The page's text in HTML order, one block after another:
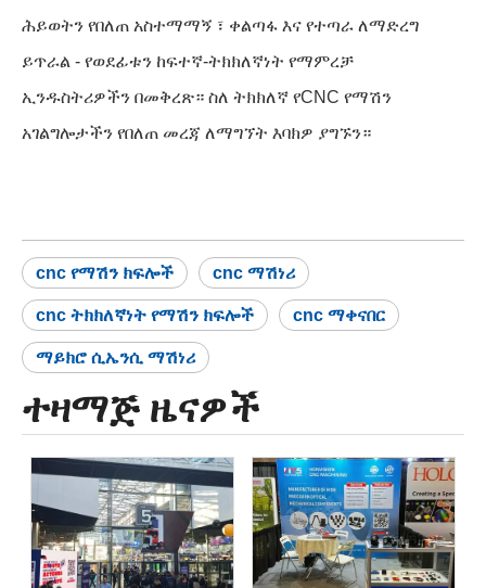
ሕይወትን የበለጠ አስተማማኝ ፣ ቀልጣፋ እና የተጣራ ለማድረግ
ይጥራል - የወደፊቱን ከፍተኛ-ትክክለኛነት የማምረቻ
ኢንዱስትሪዎችን በመቅረጽ። ስለ ትክክለኛ የCNC የማሽን
አገልግሎታችን የበለጠ መረጃ ለማግኘት እባክዎ ያግኙን።
cnc የማሽን ክፍሎች cnc ማሽነሪ
cnc ትክክለኛነት የማሽን ክፍሎች cnc ማቀናበር
ማይክሮ ሲኤንሲ ማሽነሪ
ተዛማጅ ዜናዎች